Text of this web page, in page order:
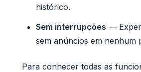
histórico.
Sem interrupções —
sem anúncios em nenhum
Para conhecer todas as